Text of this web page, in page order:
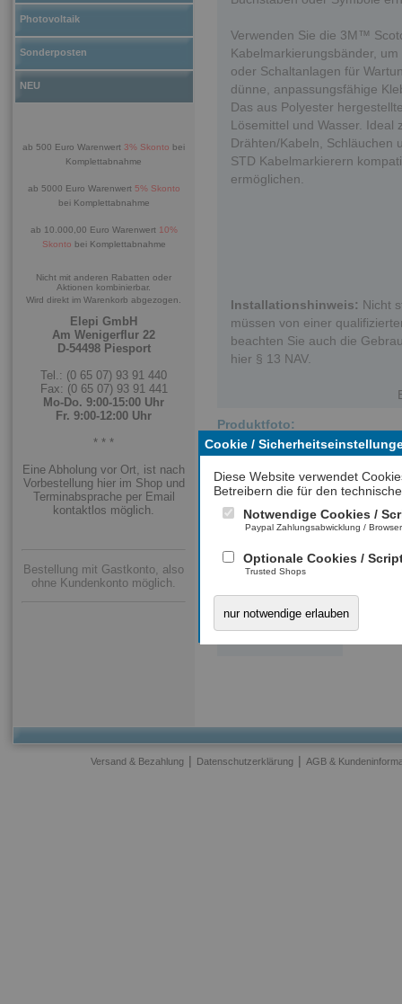
Cookie /
Diese Website verwendet
Betreibern die für den
Notwendige Cookies /
Paypal Zahlungsabwicklung /
Optionale Cookies /
Trusted Shops
nur notwendige erlauben
Photovoltaik
Sonderposten
NEU
ab 500 Euro Warenwert 3% Skonto bei
Komplettabnahme
ab 5000 Euro Warenwert 5% Skonto
bei Komplettabnahme
ab 10.000,00 Euro Warenwert 10%
Skonto bei Komplettabnahme
Nicht mit anderen Rabatten oder
Aktionen kombinierbar.
Wird direkt im Warenkorb abgezogen.
Elepi GmbH
Am Wenigerflur 22
D-54498 Piesport
Tel.: (0 65 07) 93 91 440
Fax: (0 65 07) 93 91 441
Mo-Do. 9:00-15:00 Uhr
Fr. 9:00-12:00 Uhr
* * *
Eine Abholung vor Ort, ist nach
Vorbestellung hier im Shop und
Terminabsprache per Email
kontaktlos möglich.
Bestellung mit Gastkonto, also
ohne Kundenkonto möglich.
Verwenden Sie die 3M™
Kabelmarkierungsbänder,
oder Schaltanlagen für
dünne, anpassungsfähige
Das aus Polyester
Lösemittel und Wasser.
Drähten/Kabeln,
STD Kabelmarkierern
ermöglichen.
Installationshinweis: Nicht
müssen von einer
beachten Sie auch die
hier § 13 NAV.
Produktfoto:
Versand & Bezahlung | Datenschutzerklärung | AGB &